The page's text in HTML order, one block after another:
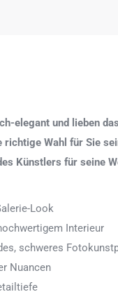
elegant und lieben
Wahl für Sie
Künstlers für seine
Look
Interieur
schweres
Nuancen